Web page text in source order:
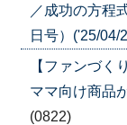
／成功の方程
日号）('25/04/
【ファンづ
ママ向け商品
(0822)